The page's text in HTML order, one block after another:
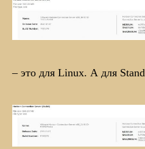
– это для Linux. А для